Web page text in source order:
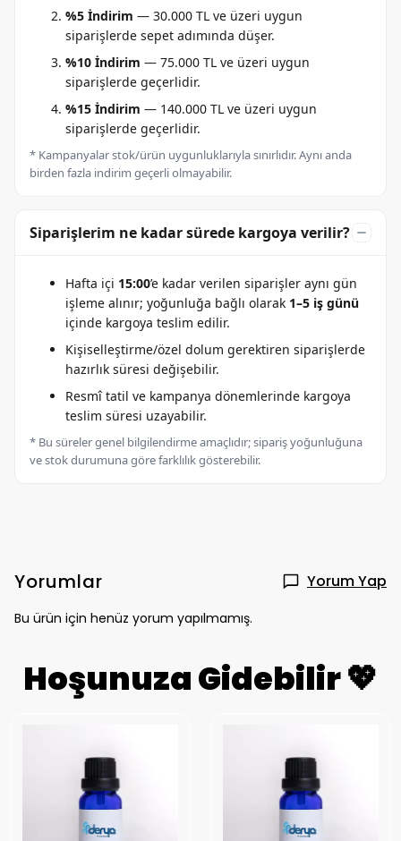
%5 İndirim — 30.000 TL ve üzeri uygun
siparişlerde sepet adımında düşer.
%10 İndirim — 75.000 TL ve üzeri uygun
siparişlerde geçerlidir.
%15 İndirim — 140.000 TL ve üzeri uygun
siparişlerde geçerlidir.
* Kampanyalar stok/ürün uygunluklarıyla sınırlıdır. Aynı anda
birden fazla indirim geçerli olmayabilir.
Siparişlerim ne kadar sürede kargoya verilir?
Hafta içi 15:00’e kadar verilen siparişler aynı gün
işleme alınır; yoğunluğa bağlı olarak 1–5 iş günü
içinde kargoya teslim edilir.
Kişiselleştirme/özel dolum gerektiren siparişlerde
hazırlık süresi değişebilir.
Resmî tatil ve kampanya dönemlerinde kargoya
teslim süresi uzayabilir.
* Bu süreler genel bilgilendirme amaçlıdır; sipariş yoğunluğuna
ve stok durumuna göre farklılık gösterebilir.
Yorumlar Yorum Yap
Bu ürün için henüz yorum yapılmamış.
Hoşunuza Gidebilir 💖